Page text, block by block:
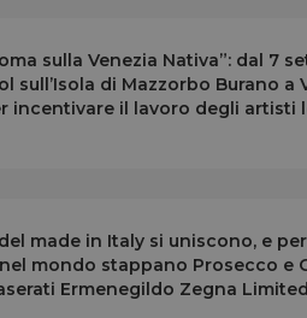
sulla Venezia Nativa”: dal 7
sull’Isola di Mazzorbo Burano a
incentivare il lavoro degli artisti
made in Italy si uniscono, e
mondo stappano Prosecco e
Ermenegildo Zegna